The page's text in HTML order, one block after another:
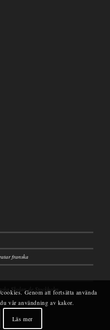
franska
Skolan de Stockholm
Genom att fortsätta använda
vår användning av kakor.
Läs mer